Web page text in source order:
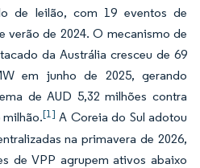
de leilão, com 19 eventos de
verão de 2024. O mecanismo de
da Austrália cresceu de 69
em junho de 2025, gerando
de AUD 5,32 milhões contra
[1] A Coreia do Sul adotou
na primavera de 2026,
de VPP agrupem ativos abaixo